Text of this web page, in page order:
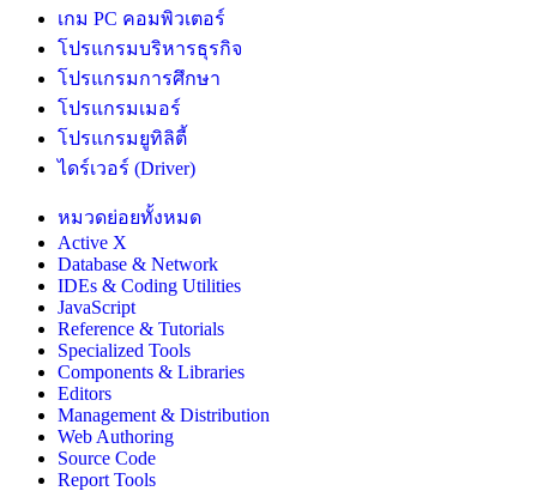
เกม PC คอมพิวเตอร์
โปรแกรมบริหารธุรกิจ
โปรแกรมการศึกษา
โปรแกรมเมอร์
โปรแกรมยูทิลิตี้
ไดร์เวอร์ (Driver)
หมวดย่อยทั้งหมด
Active X
Database & Network
IDEs & Coding Utilities
JavaScript
Reference & Tutorials
Specialized Tools
Components & Libraries
Editors
Management & Distribution
Web Authoring
Source Code
Report Tools